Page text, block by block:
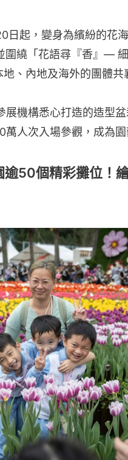
日起，變身為繽紛的花
圍繞「花語尋『香』—
、內地及海外的團體共
展機構悉心打造的造型
人次入場參觀，成為
50個精彩攤位！